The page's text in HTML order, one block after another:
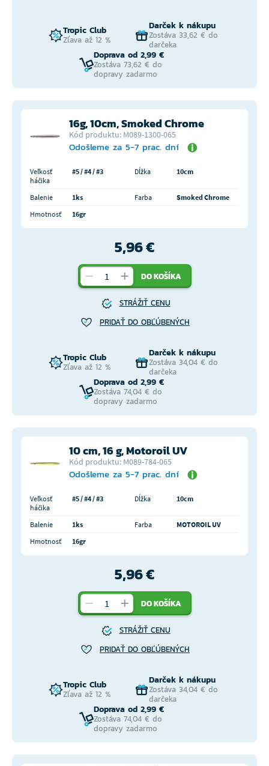
Tropic Club
Zľava až 12 %
Darček k nákupu
Zostáva 33,62 € do
darčeka
Doprava od 2,99 €
Zostáva 73,62 € do
dopravy zadarmo
16g, 10cm, Smoked Chrome
Kód produktu: M089-1300-065
Odošleme za 5-7 prac. dní
Veľkosť
háčika
#5 / #4 / #3 Dĺžka 10cm
Balenie 1ks Farba
Smoked Chrome
Hmotnosť
16gr
5,96 €
DO KOŠÍKA
STRÁŽIŤ CENU
PRIDAŤ DO OBĽÚBENÝCH
Tropic Club
Zľava až 12 %
Darček k nákupu
Zostáva 34,04 € do
darčeka
Doprava od 2,99 €
Zostáva 74,04 € do
dopravy zadarmo
10 cm, 16 g, Motoroil UV
Kód produktu: M089-784-065
Odošleme za 5-7 prac. dní
Veľkosť
háčika
#5 / #4 / #3 Dĺžka 10cm
Balenie 1ks Farba
MOTOROIL UV
Hmotnosť
16gr
5,96 €
DO KOŠÍKA
STRÁŽIŤ CENU
PRIDAŤ DO OBĽÚBENÝCH
Tropic Club
Zľava až 12 %
Darček k nákupu
Zostáva 34,04 € do
darčeka
Doprava od 2,99 €
Zostáva 74,04 € do
dopravy zadarmo